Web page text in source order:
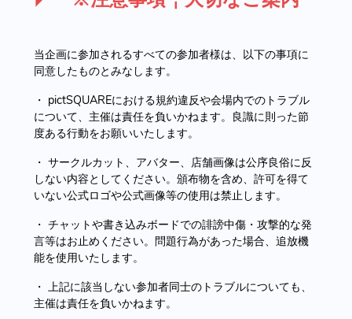
当企画に参加されるすべての参加者様は、以下の事項に
同意したものとみなします。
・ pictSQUAREにおける規約違反や会場内でのトラブル
について、主催は責任を負いかねます。良識に則った節
度ある行動をお願いいたします。
・ サークルカット、アバター、店舗画像は公序良俗に反
しない内容としてください。頒布物を含め、許可を得て
いない公式ロゴや公式画像等の使用は禁止します。
・ チャットや書き込みボードでの誹謗中傷・攻撃的な発
言等はお止めください。問題行為があった場合、追放機
能を使用いたします。
・ 上記に該当しない参加者同士のトラブルについても、
主催は責任を負いかねます。